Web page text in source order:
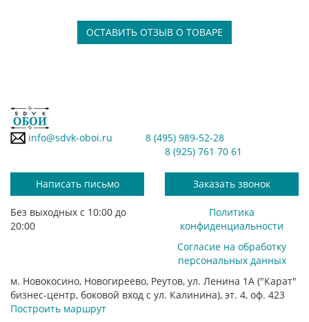
ОСТАВИТЬ ОТЗЫВ О ТОВАРЕ
info@sdvk-oboi.ru
8 (495) 989-52-28
8 (925) 761 70 61
Написать письмо Заказать звонок
Без выходных с 10:00 до
20:00
Политика
конфиденциальности
Согласие на обработку
персональных данных
м. Новокосино, Новогиреево, Реутов, ул. Ленина 1А ("Карат"
бизнес-центр, боковой вход с ул. Калинина), эт. 4, оф. 423
Построить маршрут